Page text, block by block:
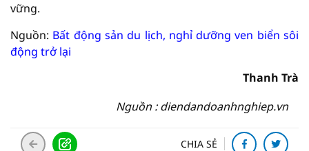
vững.
Nguồn: Bất động sản du lịch, nghỉ dưỡng ven biển sôi
động trở lại
Thanh Trà
Nguồn : diendandoanhnghiep.vn
CHIA SẺ